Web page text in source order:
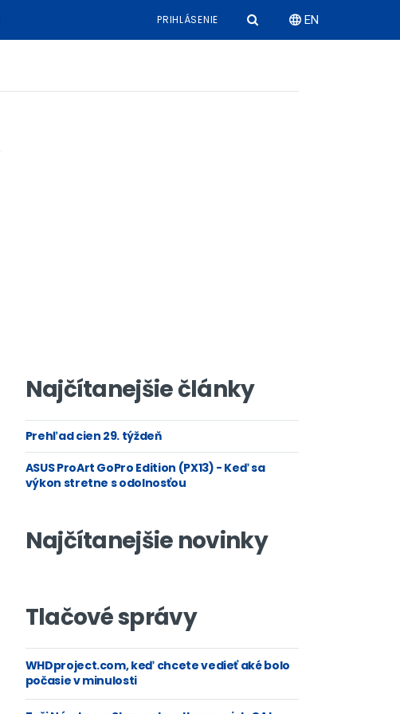
PRIHLÁSENIE EN
Najčítanejšie články
Prehľad cien 29. týždeň
ASUS ProArt GoPro Edition (PX13) - Keď sa
výkon stretne s odolnosťou
Najčítanejšie novinky
Tlačové správy
WHDproject.com, keď chcete vedieť aké bolo
počasie v minulosti